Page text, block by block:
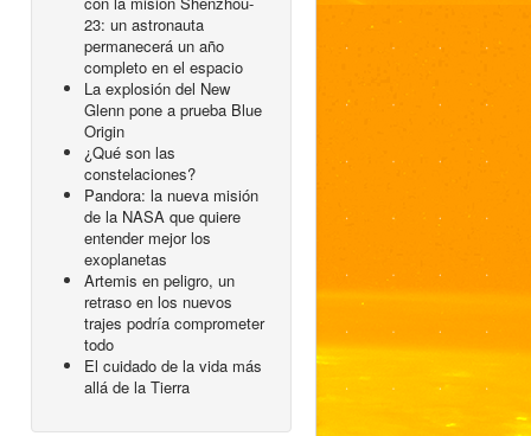
23: un astronauta
permanecerá un año
completo en el espacio
La explosión del New
Glenn pone a prueba Blue
Origin
¿Qué son las
constelaciones?
Pandora: la nueva misión
de la NASA que quiere
entender mejor los
exoplanetas
Artemis en peligro, un
retraso en los nuevos
trajes podría comprometer
todo
El cuidado de la vida más
allá de la Tierra